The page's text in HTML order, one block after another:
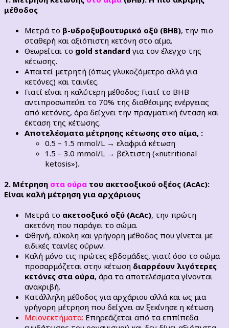
μέθοδος
Μετρά το β-υδροξυβουτυρικό οξύ (BHB), την πιο
σταθερή και αξιόπιστη κετόνη στο αίμα.
Θεωρείται το gold standard για τον έλεγχο της
κέτωσης.
Απαιτεί μετρητή (όπως γλυκοζόμετρο αλλά για
κετόνες) και ταινίες.
Γιατί είναι η καλύτερη μέθοδος; Γιατί το BHB
αντιπροσωπεύει το 70% της διαθέσιμης ενέργειας
από κετόνες, άρα δείχνει την πραγματική ένταση και
έκταση της κέτωσης.
Αποτελέσματα μέτρησης κέτωσης στο αίμα, :
0.5 – 1.5 mmol/L → ελαφριά κέτωση
1.5 – 3.0 mmol/L → βέλτιστη («nutritional
ketosis»).
2. Μέτρηση στα ούρα του ακετοοξικού οξέος (AcAc):
Είναι καλή μέτρηση για αρχάριους
Μετρά το ακετοοξικό οξύ (AcAc), την πρώτη
ακετόνη που παράγει το σώμα.
Φθηνή, εύκολη και γρήγορη μέθοδος που γίνεται με
ειδικές ταινίες ούρων.
Καλή μόνο τις πρώτες εβδομάδες, γιατί όσο το σώμα
προσαρμόζεται στην κέτωση διαρρέουν λιγότερες
κετόνες στα ούρα, άρα τα αποτελέσματα γίνονται
ανακριβή.
Κατάλληλη μέθοδος για αρχάριου αλλά και ως μια
γρήγορη μέτρηση που δείχνει αν ξεκίνησε η κέτωση.
Μειονεκτήματα: Επηρεάζεται από τα εππίπεδα